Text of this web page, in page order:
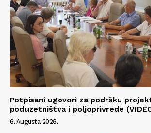
Potpisani ugovori za podršku
poduzetništva i poljoprivrede
6. Augusta 2026.